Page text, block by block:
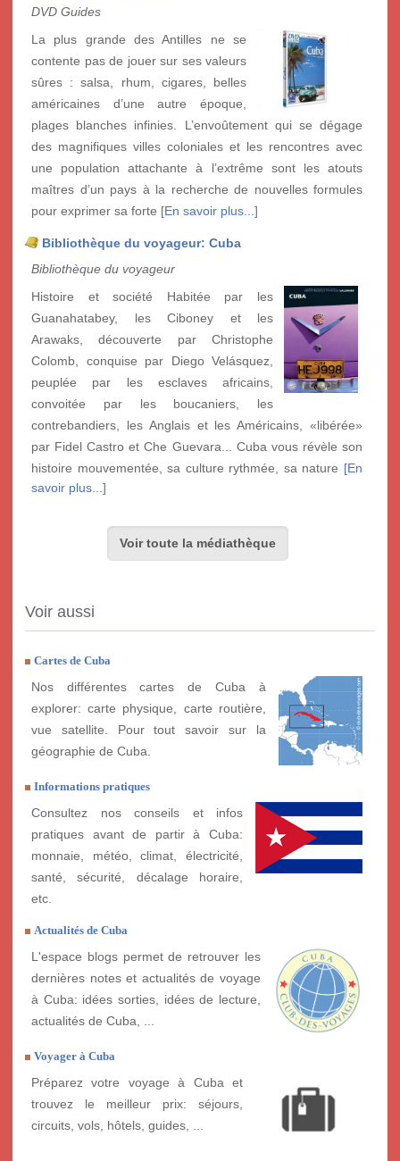
DVD Guides
La plus grande des Antilles ne se
contente pas de jouer sur ses valeurs
sûres : salsa, rhum, cigares, belles
américaines d’une autre époque,
plages blanches infinies. L’envoûtement qui se dégage
des magnifiques villes coloniales et les rencontres avec
une population attachante à l’extrême sont les atouts
maîtres d’un pays à la recherche de nouvelles formules
pour exprimer sa forte [En savoir plus...]
Bibliothèque du voyageur: Cuba
Bibliothèque du voyageur
Histoire et société Habitée par les
Guanahatabey, les Ciboney et les
Arawaks, découverte par Christophe
Colomb, conquise par Diego Velásquez,
peuplée par les esclaves africains,
convoitée par les boucaniers, les
contrebandiers, les Anglais et les Américains, «libérée»
par Fidel Castro et Che Guevara... Cuba vous révèle son
histoire mouvementée, sa culture rythmée, sa nature [En
savoir plus...]
Voir toute la médiathèque
Voir aussi
Cartes de Cuba
Nos différentes cartes de Cuba à
explorer: carte physique, carte routière,
vue satellite. Pour tout savoir sur la
géographie de Cuba.
Informations pratiques
Consultez nos conseils et infos
pratiques avant de partir à Cuba:
monnaie, météo, climat, électricité,
santé, sécurité, décalage horaire,
etc.
Actualités de Cuba
L'espace blogs permet de retrouver les
dernières notes et actualités de voyage
à Cuba: idées sorties, idées de lecture,
actualités de Cuba, ...
Voyager à Cuba
Préparez votre voyage à Cuba et
trouvez le meilleur prix: séjours,
circuits, vols, hôtels, guides, ...